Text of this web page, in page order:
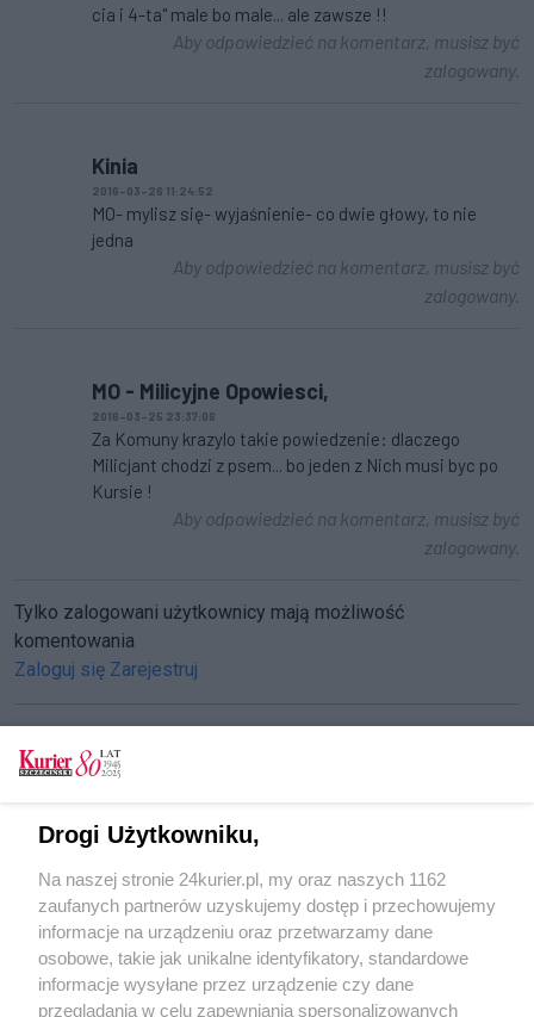
cia i 4-ta" male bo male... ale zawsze !!
Aby odpowiedzieć na komentarz, musisz być
zalogowany.
Kinia
2016-03-26 11:24:52
MO- mylisz się- wyjaśnienie- co dwie głowy, to nie
jedna
Aby odpowiedzieć na komentarz, musisz być
zalogowany.
MO - Milicyjne Opowiesci,
2016-03-25 23:37:06
Za Komuny krazylo takie powiedzenie: dlaczego
Milicjant chodzi z psem... bo jeden z Nich musi byc po
Kursie !
Aby odpowiedzieć na komentarz, musisz być
zalogowany.
Tylko zalogowani użytkownicy mają możliwość
komentowania
Zaloguj się Zarejestruj
Na tropie
Wiceburmistrz z zarzutami
Okradła koleżankę, bo zabrakło na święta
POGODA
Drogi Użytkowniku,
Na naszej stronie 24kurier.pl, my oraz naszych 1162
zaufanych partnerów uzyskujemy dostęp i przechowujemy
informacje na urządzeniu oraz przetwarzamy dane
osobowe, takie jak unikalne identyfikatory, standardowe
informacje wysyłane przez urządzenie czy dane
przeglądania w celu zapewniania spersonalizowanych